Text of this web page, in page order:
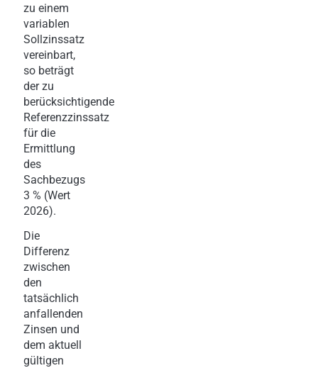
zu einem
variablen
Sollzinssatz
vereinbart,
so beträgt
der zu
berücksichtigende
Referenzzinssatz
für die
Ermittlung
des
Sachbezugs
3 % (Wert
2026).
Die
Differenz
zwischen
den
tatsächlich
anfallenden
Zinsen und
dem aktuell
gültigen